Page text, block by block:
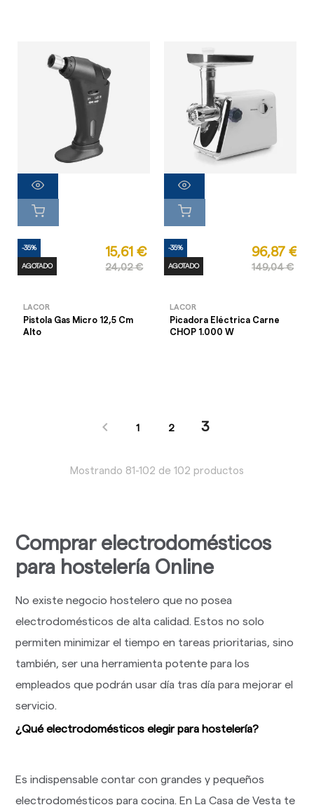
-35%
AGOTADO
15,61 €
24,02 €
LACOR
Pistola Gas Micro 12,5 Cm
Alto
-35%
AGOTADO
96,87 €
149,04 €
LACOR
Picadora Eléctrica Carne
CHOP 1.000 W
 1 2 3
Mostrando 81-102 de 102 productos
Comprar electrodomésticos
para hostelería Online
No existe negocio hostelero que no posea
electrodomésticos de alta calidad. Estos no solo
permiten minimizar el tiempo en tareas prioritarias, sino
también, ser una herramienta potente para los
empleados que podrán usar día tras día para mejorar el
servicio.
¿Qué electrodomésticos elegir para hostelería?
Es indispensable contar con grandes y pequeños
electrodomésticos para cocina. En La Casa de Vesta te